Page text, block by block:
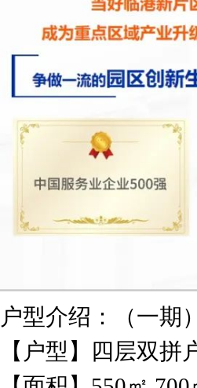
户型介绍：（一期）
【户型】四层双